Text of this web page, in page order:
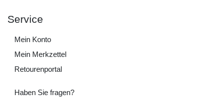
Service
Mein Konto
Mein Merkzettel
Retourenportal
Haben Sie fragen?